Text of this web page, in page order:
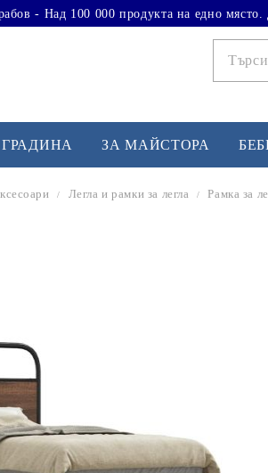
- Над 100 000 продукта на едно място.
Лежанки за упражнения
Тренажори за баланс
Подложки за фитнес уреди
Лостове за набиране
Силови кули
ЗА МАЙСТОРА
Легла и рамки за легла Рамка за